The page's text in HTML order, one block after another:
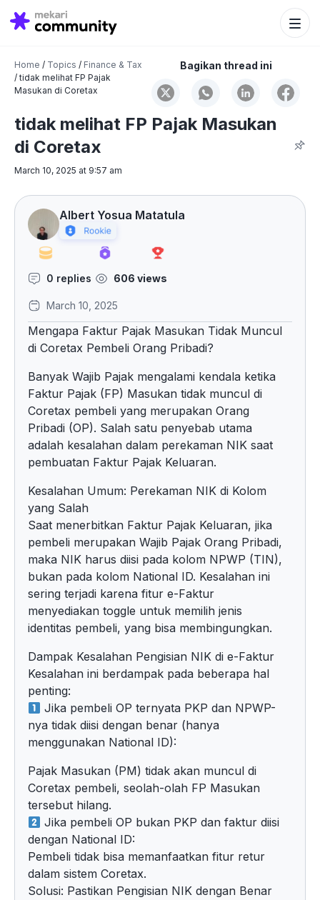
Search
for:
Search
Home / Topics / Finance & Tax
/tidak melihat FP Pajak
Masukan di Coretax
Bagikan thread ini
tidak melihat FP Pajak Masukan
di Coretax
March 10, 2025 at 9:57 am
Albert Yosua Matatula
0 replies 606 views
March 10, 2025
Mengapa Faktur Pajak Masukan Tidak Muncul
di Coretax Pembeli Orang Pribadi?
Banyak Wajib Pajak mengalami kendala ketika
Faktur Pajak (FP) Masukan tidak muncul di
Coretax pembeli yang merupakan Orang
Pribadi (OP). Salah satu penyebab utama
adalah kesalahan dalam perekaman NIK saat
pembuatan Faktur Pajak Keluaran.
Kesalahan Umum: Perekaman NIK di Kolom
yang Salah
Saat menerbitkan Faktur Pajak Keluaran, jika
pembeli merupakan Wajib Pajak Orang Pribadi,
maka NIK harus diisi pada kolom NPWP (TIN),
bukan pada kolom National ID. Kesalahan ini
sering terjadi karena fitur e-Faktur
menyediakan toggle untuk memilih jenis
identitas pembeli, yang bisa membingungkan.
Dampak Kesalahan Pengisian NIK di e-Faktur
Kesalahan ini berdampak pada beberapa hal
penting:
Jika pembeli OP ternyata PKP dan NPWP-
nya tidak diisi dengan benar (hanya
menggunakan National ID):
Pajak Masukan (PM) tidak akan muncul di
Coretax pembeli, seolah-olah FP Masukan
tersebut hilang.
Jika pembeli OP bukan PKP dan faktur diisi
dengan National ID:
Pembeli tidak bisa memanfaatkan fitur retur
dalam sistem Coretax.
Solusi: Pastikan Pengisian NIK dengan Benar